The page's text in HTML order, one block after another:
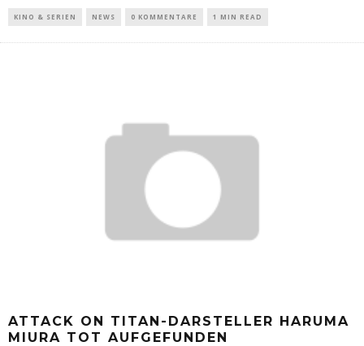
KINO & SERIEN NEWS 0 KOMMENTARE 1 MIN READ
ATTACK ON TITAN-DARSTELLER HARUMA
MIURA TOT AUFGEFUNDEN